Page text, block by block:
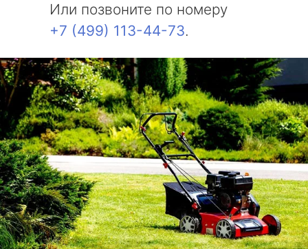
Или позвоните по номеру
+7 (499) 113-44-73.